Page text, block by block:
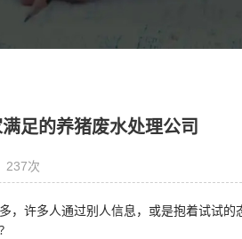
足的养猪废水处理公司
237次
，许多人通过别人信息，或是抱着试试